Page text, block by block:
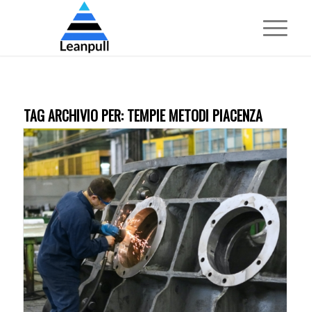
TAG ARCHIVIO PER: TEMPIE METODI PIACENZA